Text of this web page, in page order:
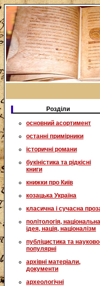
Розділи
основний асортимент
останні примірники
історичні романи
букіністика та рідкісні
книги
книжки про Київ
козацька Україна
класична і сучасна
політологія, національна
ідея, нація, націоналізм
публіцистика та
популярні
архівні матеріали,
документи
археологічні